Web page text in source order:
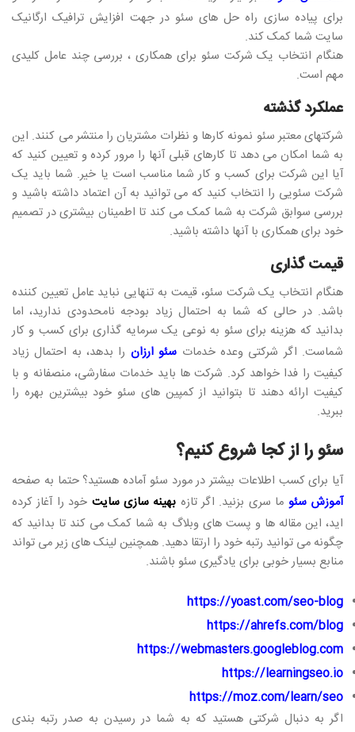
برای پیاده سازی راه حل های سئو در جهت افزایش ترافیک ارگانیک
سایت شما کمک کند.
هنگام انتخاب یک شرکت سئو برای همکاری ، بررسی چند عامل کلیدی
مهم است.
عملکرد گذشته
شرکتهای معتبر سئو نمونه کارها و نظرات مشتریان را منتشر می کنند. این
به شما امکان می دهد تا کارهای قبلی آنها را مرور کرده و تعیین کنید که
آیا این شرکت برای کسب و کار شما مناسب است یا خیر. شما باید یک
شرکت سئویی را انتخاب کنید که می توانید به آن اعتماد داشته باشید و
بررسی سوابق شرکت به شما کمک می کند تا اطمینان بیشتری در تصمیم
خود برای همکاری با آنها داشته باشید.
قیمت گذاری
هنگام انتخاب یک شرکت سئو، قیمت به تنهایی نباید عامل تعیین کننده
باشد. در حالی که شما به احتمال زیاد بودجه نامحدودی ندارید، اما
بدانید که هزینه برای سئو به نوعی یک سرمایه گذاری برای کسب و کار
شماست. اگر شرکتی وعده خدمات سئو ارزان را بدهد، به احتمال زیاد
کیفیت را فدا خواهد کرد. شرکت ها باید خدمات سفارشی، منصفانه و با
کیفیت ارائه دهند تا بتوانید از کمپین های سئو خود بیشترین بهره را
ببرید.
سئو را از کجا شروع کنیم؟
آیا برای کسب اطلاعات بیشتر در مورد سئو آماده هستید؟ حتما به صفحه
آموزش سئو ما سری بزنید. اگر تازه بهینه سازی سایت خود را آغاز کرده
اید، این مقاله ها و پست های وبلاگ به شما کمک می کند تا بدانید که
چگونه می توانید رتبه خود را ارتقا دهید. همچنین لینک های زیر می تواند
منابع بسیار خوبی برای یادگیری سئو باشند.
https://yoast.com/seo-blog
https://ahrefs.com/blog
https://webmasters.googleblog.com
https://learningseo.io
https://moz.com/learn/seo
اگر به دنبال شرکتی هستید که به شما در رسیدن به صدر رتبه بندی